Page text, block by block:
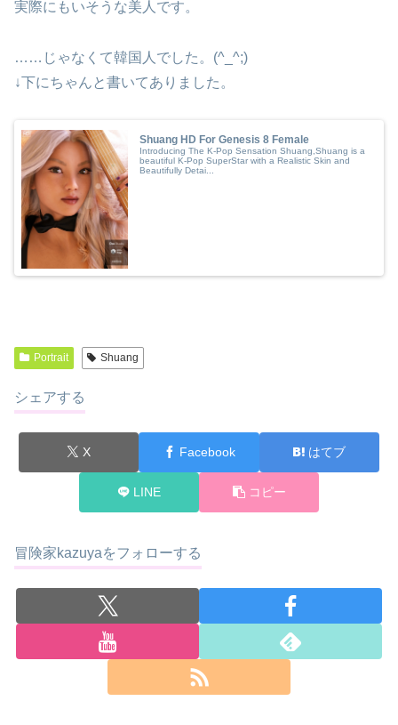
実際にもいそうな美人です。
……じゃなくて韓国人でした。(^_^;)
↓下にちゃんと書いてありました。
Shuang HD For Genesis 8 Female
Introducing The K-Pop Sensation Shuang,Shuang is a
beautiful K-Pop SuperStar with a Realistic Skin and
Beautifully Detai...
Portrait Shuang
シェアする
X Facebook はてブ
LINE コピー
冒険家kazuyaをフォローする